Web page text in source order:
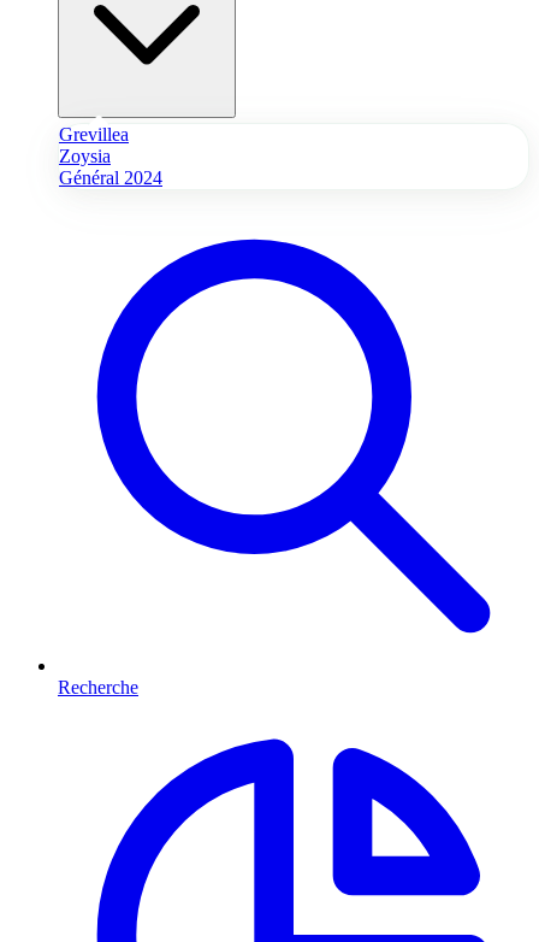
Grevillea
Zoysia
Général 2024
Recherche